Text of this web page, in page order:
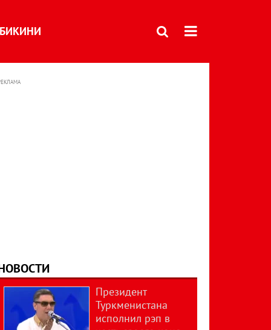
БИКИНИ
Президент
Туркменистана
исполнил рэп в